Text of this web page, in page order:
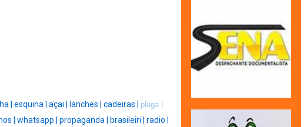
| esquina | açai | lanches | cadeiras | pluga |
| whatsapp | propaganda | brasileiri | radio |